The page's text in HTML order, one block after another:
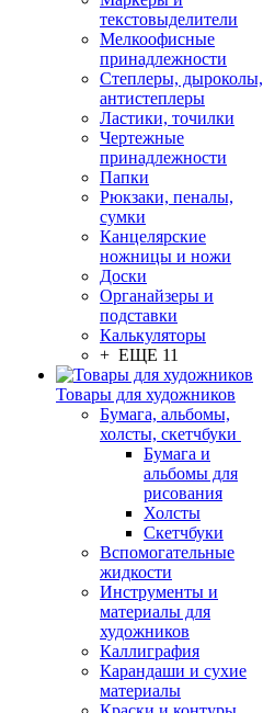
текстовыделители
Мелкоофисные
принадлежности
Степлеры, дыроколы,
антистеплеры
Ластики, точилки
Чертежные
принадлежности
Папки
Рюкзаки, пеналы,
сумки
Канцелярские
ножницы и ножи
Доски
Органайзеры и
подставки
Калькуляторы
+ ЕЩЕ 11
Товары для художников
Бумага, альбомы,
холсты, скетчбуки
Бумага и
альбомы для
рисования
Холсты
Скетчбуки
Вспомогательные
жидкости
Инструменты и
материалы для
художников
Каллиграфия
Карандаши и сухие
материалы